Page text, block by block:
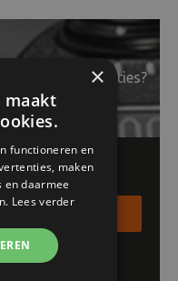
nieuws en acties?
nieuwsbrief!!
×
maakt
functioneren en
maken
en daarmee
Lees verder